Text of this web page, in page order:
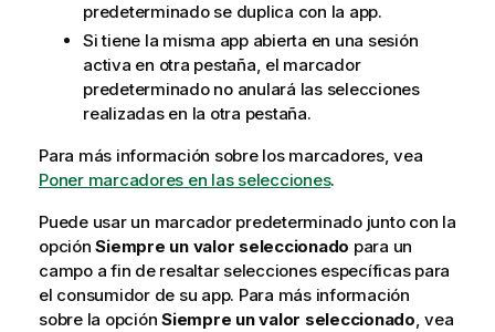
predeterminado se duplica con la app.
Si tiene la misma app abierta en una sesión
activa en otra pestaña, el marcador
predeterminado no anulará las selecciones
realizadas en la otra pestaña.
Para más información sobre los marcadores, vea
Poner marcadores en las selecciones.
Puede usar un marcador predeterminado junto con la
opciónSiempre un valor seleccionado para un
campo a fin de resaltar selecciones específicas para
el consumidor de su app. Para más información
sobre la opción Siempre un valor seleccionado, vea